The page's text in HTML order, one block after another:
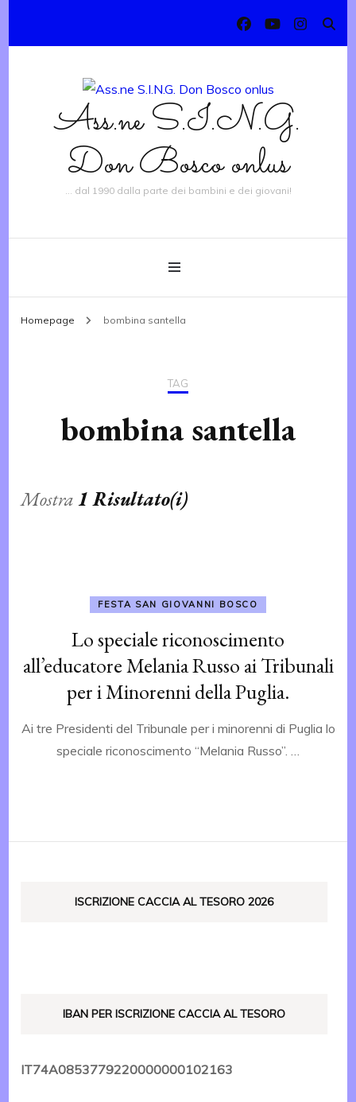
Ass.ne S.I.N.G.
Don Bosco onlus
… dal 1990 dalla parte dei bambini e dei giovani!
Homepage bombina santella
TAG
bombina santella
Mostra1 Risultato(i)
FESTA SAN GIOVANNI BOSCO
Lo speciale riconoscimento
all’educatore Melania Russo ai Tribunali
per i Minorenni della Puglia.
Ai tre Presidenti del Tribunale per i minorenni di Puglia lo
speciale riconoscimento “Melania Russo”. …
ISCRIZIONE CACCIA AL TESORO 2026
IBAN PER ISCRIZIONE CACCIA AL TESORO
IT74A0853779220000000102163